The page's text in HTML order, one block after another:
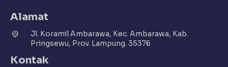
Alamat
Jl. Koramil Ambarawa, Kec. Ambarawa, Kab.
Pringsewu, Prov. Lampung. 35376
Kontak